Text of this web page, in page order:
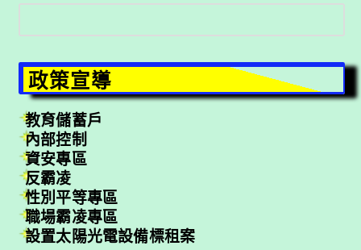
搜
尋
政策宣導
教育儲蓄戶
內部控制
資安專區
反霸凌
性別平等專區
職場霸凌專區
設置太陽光電設備標租案